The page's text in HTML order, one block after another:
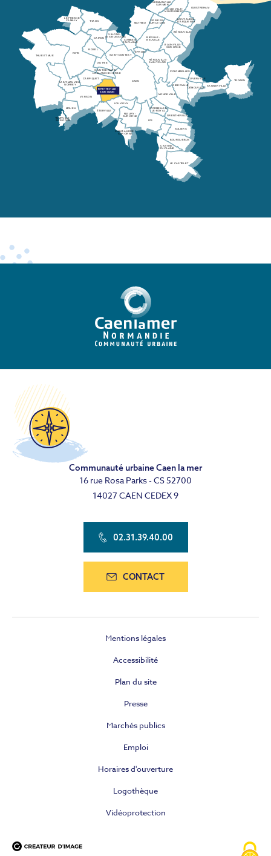
THUE ET MUE
ROTS
ROSEL
LE FRESNE-
CAMILLY THAON
CAIRON
VILLONS-
LES-BUISSONS
CAMBES-
EN-PLAINE
MATHIEU
ÉPRON
HERMANVILLE-
SUR-MER
COLLEVILLE-
MONTGOMERY
OUISTREHAM
SAINT-AUBIN-
D’ARQUENAY
BÉNOUVILLE
PÉRIERS-
SUR-LE-DAN
BIÉVILLE-
BEUVILLE
BLAINVILLE-
SUR-ORNE
HÉROUVILLE-
SAINT-CLAIR
COLOMBELLES
CUVERVILLE
CAEN
SAINT-CONTEST
AUTHIE
SAINT-MANVIEU-
NORREY
VERSON
MOUEN
TOURVILLE-
SUR-ODON
ÉTERVILLE
LOUVIGNY
BRETTEVILLE-
SUR-ODON
FLEURY-
SUR-ORNE
SAINT-ANDRÉ-
SUR-ORNE
IFS
CORMELLES-
LE-ROYAL
MONDEVILLE
GIBERVILLE
DÉMOUVILLE SANNERVILLE
TROARN
GRENTHEVILLE
SOLIERS
BOURGUEBUS
CASTINE-
EN-PLAINE
LE CASTELET
CARPIQUET
SAINT-GERMAIN-
LA-BLANCHE-HERBE
Communauté urbaine Caen la mer
16 rue Rosa Parks - CS 52700
14027 CAEN CEDEX 9
02.31.39.40.00
CONTACT
Mentions légales
Accessibilité
Plan du site
Presse
Marchés publics
Emploi
Horaires d'ouverture
Logothèque
Vidéoprotection